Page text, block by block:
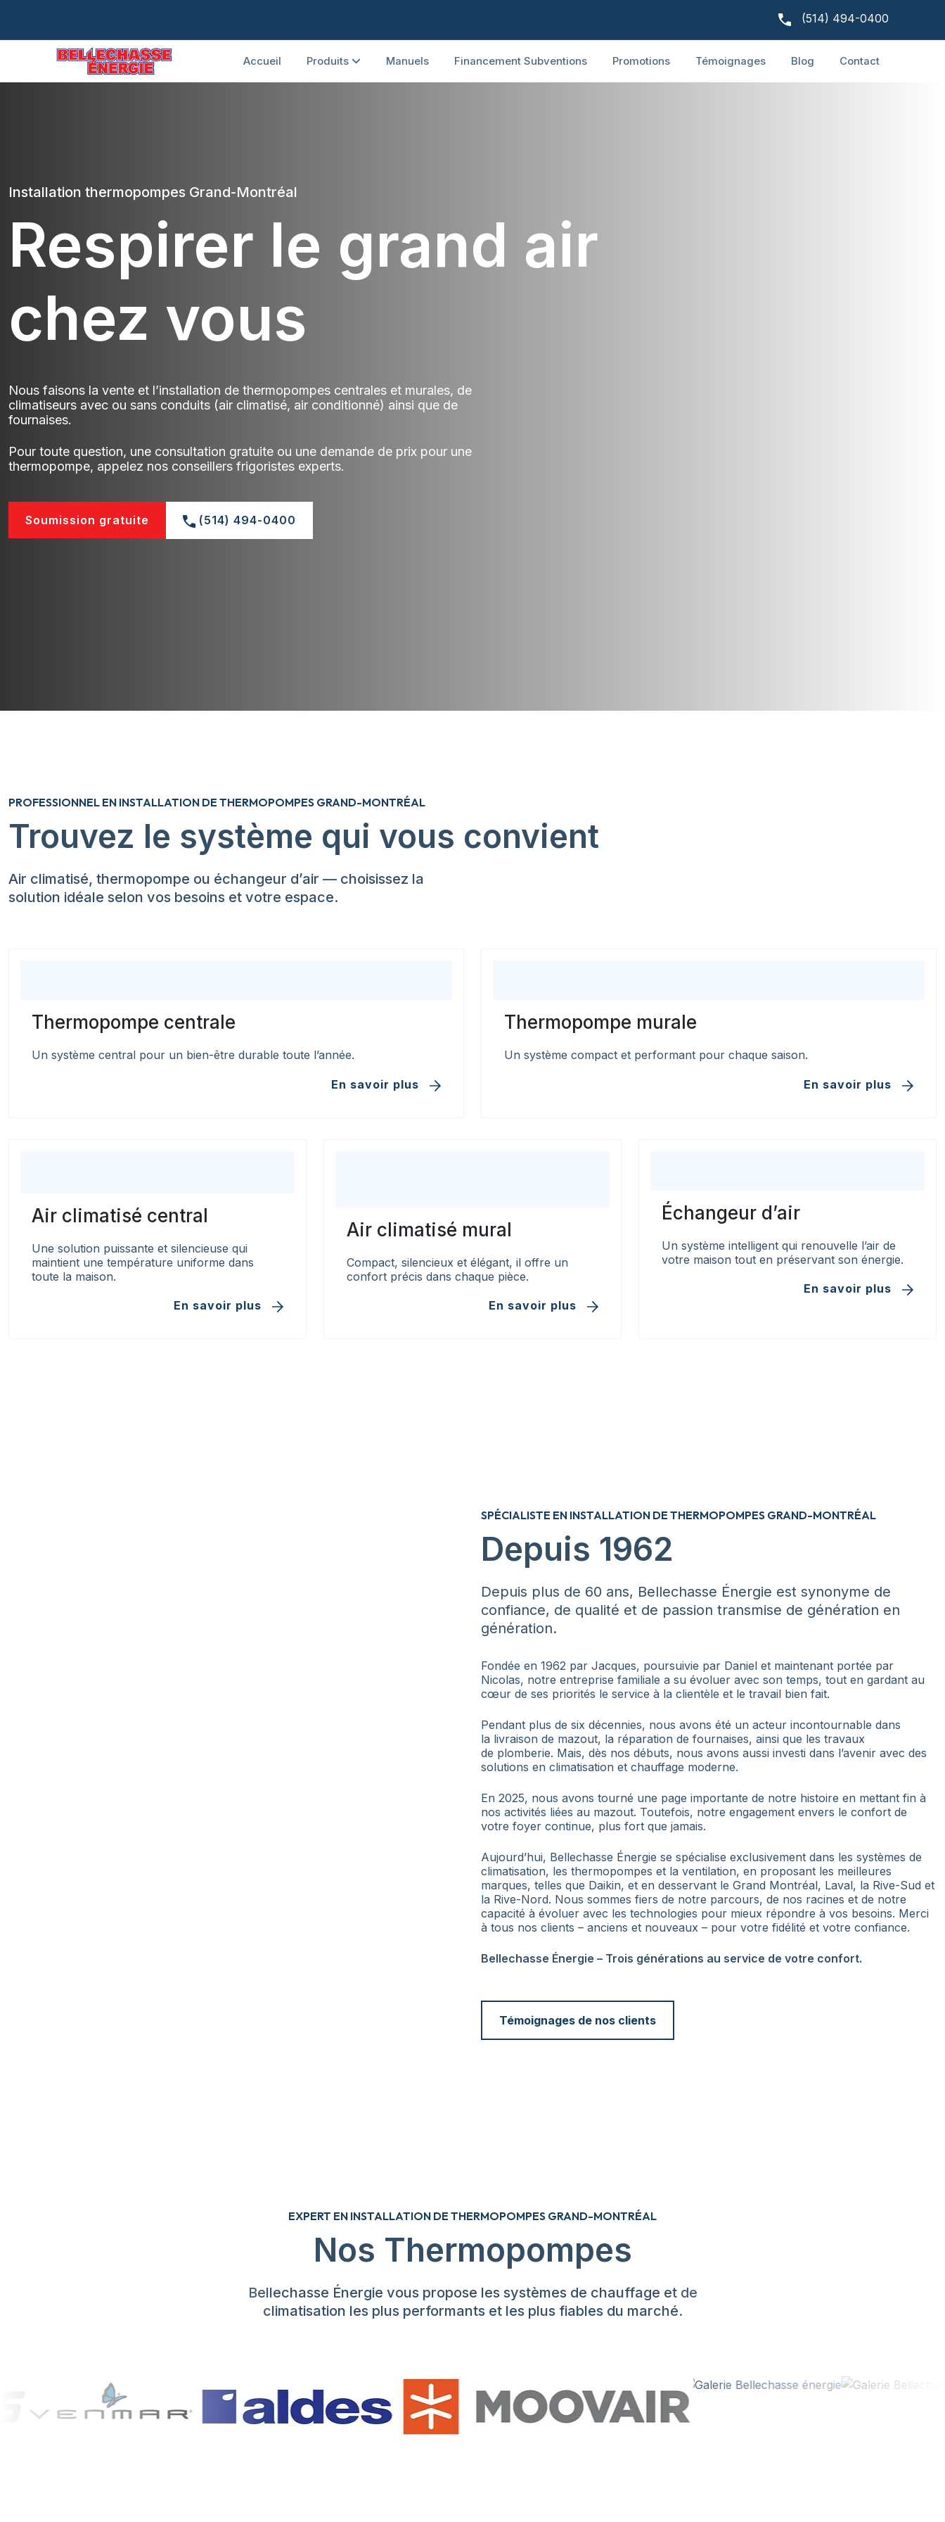
(514) 494-0400
Accueil Produits Manuels Financement Subventions Promotions Témoignages Blog Contact
Installation thermopompes Grand-Montréal
Respirer le grand air
chez vous
Nous faisons la vente et l’installation de thermopompes centrales et murales, de
climatiseurs avec ou sans conduits (air climatisé, air conditionné) ainsi que de
fournaises.
Pour toute question, une consultation gratuite ou une demande de prix pour une
thermopompe, appelez nos conseillers frigoristes experts.
Soumission gratuite (514) 494-0400
PROFESSIONNEL EN INSTALLATION DE THERMOPOMPES GRAND-MONTRÉAL
Trouvez le système qui vous convient
Air climatisé, thermopompe ou échangeur d’air — choisissez la
solution idéale selon vos besoins et votre espace.
Thermopompe centrale
Un système central pour un bien-être durable toute l’année.
En savoir plus
Thermopompe murale
Un système compact et performant pour chaque saison.
En savoir plus
Air climatisé central
Une solution puissante et silencieuse qui
maintient une température uniforme dans
toute la maison.
En savoir plus
Air climatisé mural
Compact, silencieux et élégant, il offre un
confort précis dans chaque pièce.
En savoir plus
Échangeur d’air
Un système intelligent qui renouvelle l’air de
votre maison tout en préservant son énergie.
En savoir plus
SPÉCIALISTE EN INSTALLATION DE THERMOPOMPES GRAND-MONTRÉAL
Depuis 1962
Depuis plus de 60 ans, Bellechasse Énergie est synonyme de
confiance, de qualité et de passion transmise de génération en
génération.
Fondée en 1962 par Jacques, poursuivie par Daniel et maintenant portée par
Nicolas, notre entreprise familiale a su évoluer avec son temps, tout en gardant au
cœur de ses priorités le service à la clientèle et le travail bien fait.
Pendant plus de six décennies, nous avons été un acteur incontournable dans
la livraison de mazout, la réparation de fournaises, ainsi que les travaux
de plomberie. Mais, dès nos débuts, nous avons aussi investi dans l’avenir avec des
solutions en climatisation et chauffage moderne.
En 2025, nous avons tourné une page importante de notre histoire en mettant fin à
nos activités liées au mazout. Toutefois, notre engagement envers le confort de
votre foyer continue, plus fort que jamais.
Aujourd’hui, Bellechasse Énergie se spécialise exclusivement dans les systèmes de
climatisation, les thermopompes et la ventilation, en proposant les meilleures
marques, telles que Daikin, et en desservant le Grand Montréal, Laval, la Rive-Sud et
la Rive-Nord. Nous sommes fiers de notre parcours, de nos racines et de notre
capacité à évoluer avec les technologies pour mieux répondre à vos besoins. Merci
à tous nos clients – anciens et nouveaux – pour votre fidélité et votre confiance.
Bellechasse Énergie – Trois générations au service de votre confort.
Témoignages de nos clients
EXPERT EN INSTALLATION DE THERMOPOMPES GRAND-MONTRÉAL
Nos Thermopompes
Bellechasse Énergie vous propose les systèmes de chauffage et de
climatisation les plus performants et les plus fiables du marché.